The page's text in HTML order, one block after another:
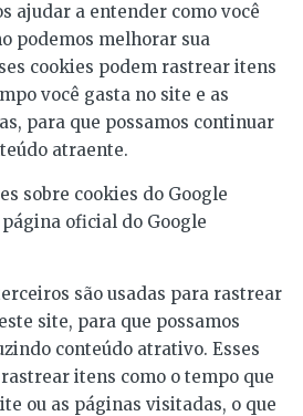
ajudar a entender como você
podemos melhorar sua
cookies podem rastrear itens
você gasta no site e as
para que possamos continuar
atraente.
sobre cookies do Google
oficial do Google
são usadas para rastrear
site, para que possamos
conteúdo atrativo. Esses
itens como o tempo que
ou as páginas visitadas, o que